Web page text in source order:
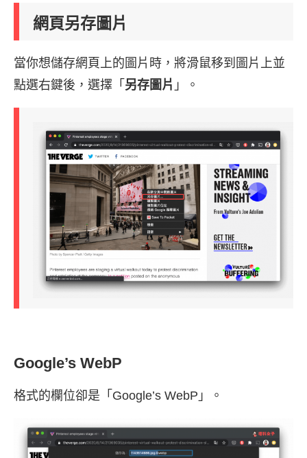
網頁另存圖片
當你想儲存網頁上的圖片時，將滑鼠移到圖片上並
點選右鍵後，選擇「 另存圖片 」。
Google’s WebP
格式的欄位卻是「Google’s WebP」。